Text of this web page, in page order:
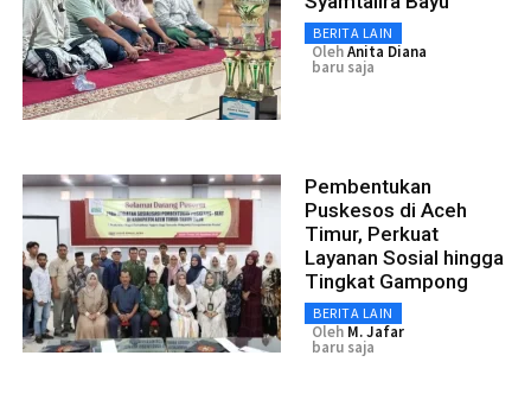
BERITA LAIN
OlehAnita Diana
baru saja
Pembentukan
Puskesos di Aceh
Timur, Perkuat
Layanan Sosial hingga
Tingkat Gampong
BERITA LAIN
Oleh M. Jafar
baru saja